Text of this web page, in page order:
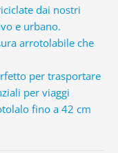
dai nostri
e urbano.
arrotolabile che
per trasportare
per viaggi
fino a 42 cm